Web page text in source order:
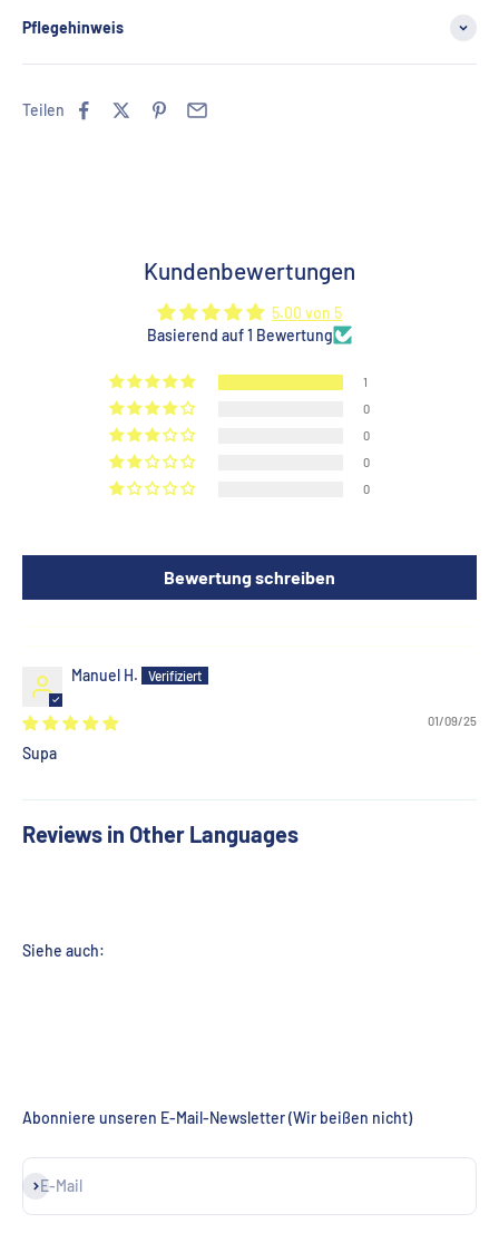
Pflegehinweis
Teilen
Kundenbewertungen
5.00 von 5
Basierend auf 1 Bewertung
1
0
0
0
0
Bewertung schreiben
Manuel H.
01/09/25
Supa
Reviews in Other Languages
Abonniere unseren E-Mail-Newsletter (Wir beißen nicht)
E-Mail
Abonnieren